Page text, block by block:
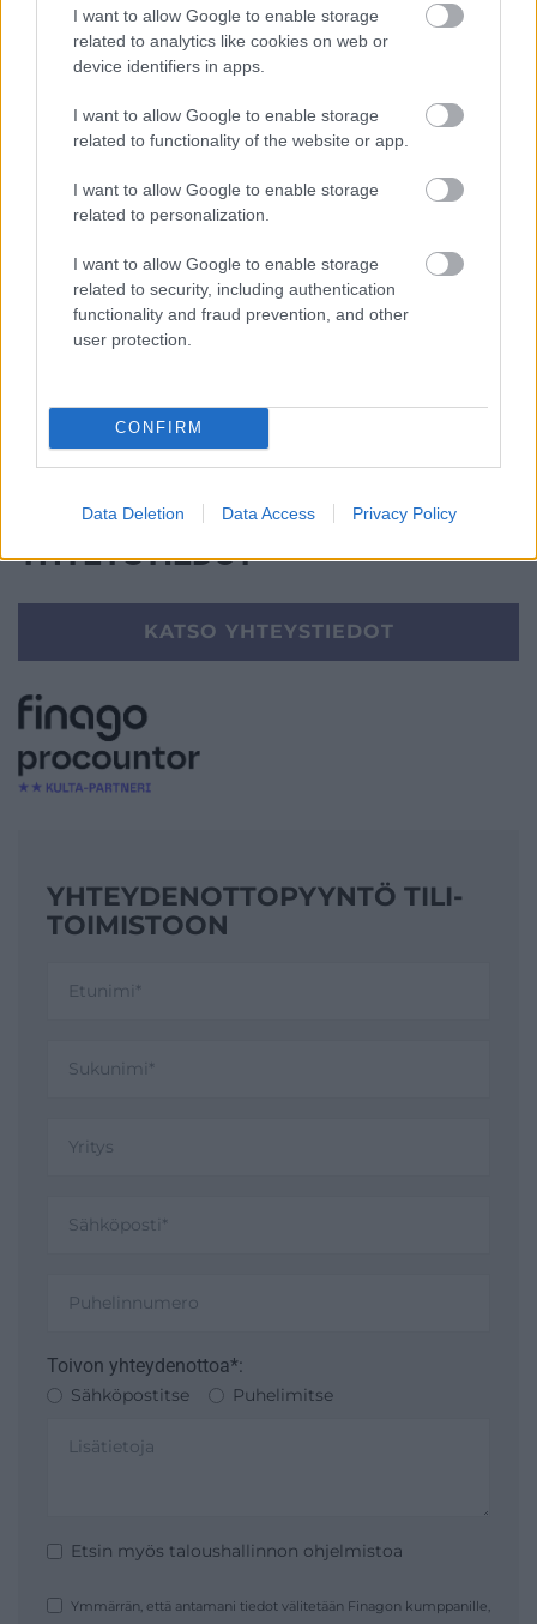
I want to allow Google to enable storage
related to analytics like cookies on web or
device identifiers in apps.
I want to allow Google to enable storage
related to functionality of the website or app.
I want to allow Google to enable storage
related to personalization.
I want to allow Google to enable storage
related to security, including authentication
functionality and fraud prevention, and other
user protection.
CONFIRM
Data Deletion Data Access Privacy Policy
ALV-laskelmat, ilmoitukset verottajalle ja
tilinpäätökset
Lakisääteinen kirjanpito
Liiketoiminnan kehittämispalvelut (esim.
verosuunnittelu)
Maksatuspalvelut
Myyntilaskuihin liittyvät palvelut
Palkkahallinnon palvelut
Talouskonsultointi (esim. tunnuslukujen
tulkitseminen, budjetointi ja ennusteet)
Yrityksen elinkaarenhallinta (esim. yrityksen
perustamispalvelut)
YHTEYSTIEDOT
KATSO YHTEYSTIEDOT
YHTEYDENOTTO­PYYNTÖ TILI­
TOIMISTOON
Toivon yhteydenottoa*:
Sähköpostitse Puhelimitse
Etsin myös taloushallinnon ohjelmistoa
Ymmärrän, että antamani tiedot välitetään Finagon kumppanille,